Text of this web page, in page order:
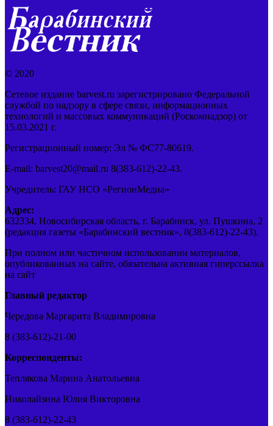
© 2020
Сетевое издание barvest.ru зарегистрировано Федеральной
службой по надзору в сфере связи, информационных
технологий и массовых коммуникаций (Роскомнадзор) от
15.03.2021 г.
Регистрационный номер: Эл № ФС77-80619.
E-mail: barvest20@mail.ru 8(383-612)-22-43.
Учредитель: ГАУ НСО «РегионМедиа»
Адрес:
632334, Новосибирская область, г. Барабинск, ул. Пушкина, 2
(редакция газеты «Барабинский вестник», 8(383-612)-22-43).
При полном или частичном использовании материалов,
опубликованных на сайте, обязательна активная гиперссылка
на сайт
Главный редактор
Чередова Маргарита Владимировна
8 (383-612)-21-00
Корреспонденты:
Теплякова Марина Анатольевна
Николайзина Юлия Викторовна
8 (383-612)-22-43